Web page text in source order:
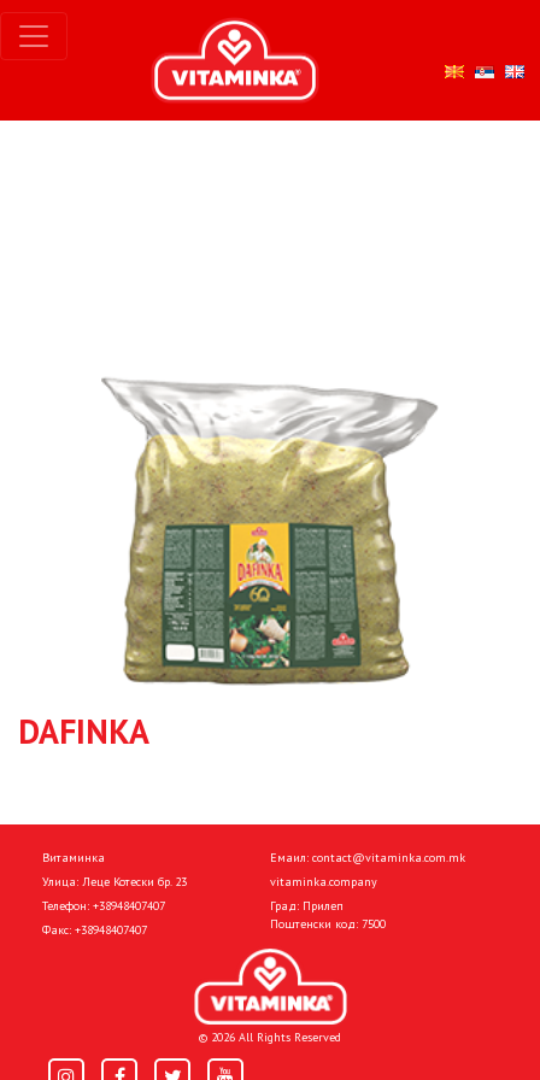
DAFINKA
Витаминка
Улица: Леце Котески бр. 23
Телефон: +38948407407
Факс: +38948407407
Емаил: contact@vitaminka.com.mk
vitaminka.company
Град: Прилеп
Поштенски код: 7500
© 2026 All Rights Reserved